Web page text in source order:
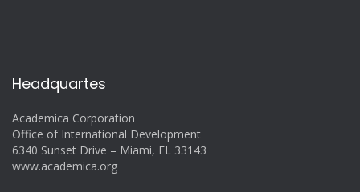
Headquartes
Academica Corporation
Office of International Development
6340 Sunset Drive – Miami, FL 33143
www.academica.org